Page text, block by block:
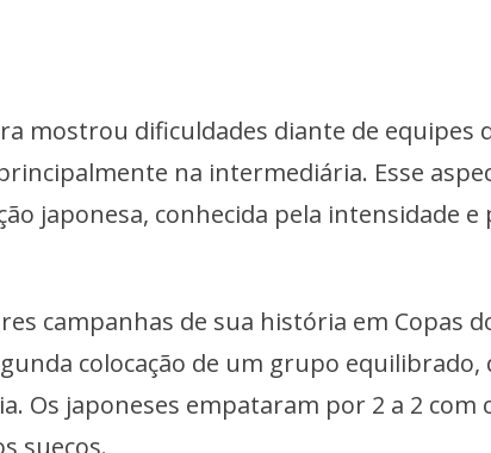
mostrou dificuldades diante de equipes
na intermediária. Esse
japonesa, conhecida pela intensidade e
campanhas de sua história em Copas
colocação de um grupo equilibrado,
Os japoneses empataram por 2 a 2 com